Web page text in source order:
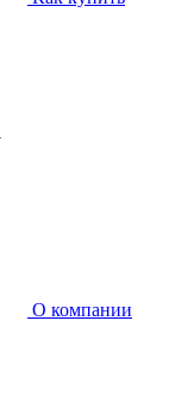
О компании